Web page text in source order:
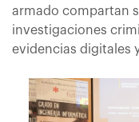
armado compartan
investigaciones
evidencias digitales